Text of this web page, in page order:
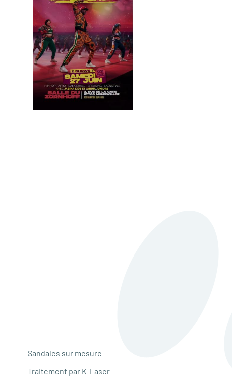
Sandales sur mesure
Traitement par K-Laser